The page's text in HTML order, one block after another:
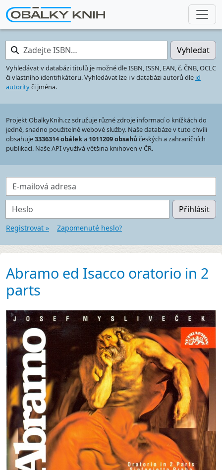
Zadejte ISBN… Vyhledat
Vyhledávat v databázi titulů je možné dle ISBN, ISSN, EAN, č. ČNB, OCLC
či vlastního identifikátoru. Vyhledávat lze i v databázi autorů dle id
autorityči jména.
Projekt ObalkyKnih.cz sdružuje různé zdroje informací o knížkách do
jedné, snadno použitelné webové služby. Naše databáze v tuto chvíli
obsahuje3336314 obáleka 1011209 obsahůčeských a zahraničních
publikací. Naše API využívá většina knihoven v ČR.
E-mailová adresa
Heslo Přihlásit
Registrovat » Zapomenuté heslo?
Abramo ed Isacco oratorio in 2
parts